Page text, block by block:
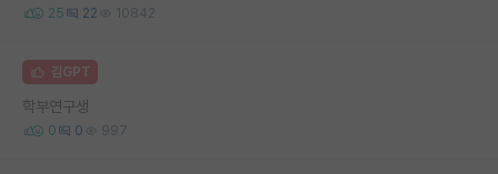
25 22 10842
김GPT
학부연구생
0 0 997